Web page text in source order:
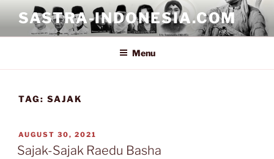
content
SASTRA-INDONESIA.COM
Menu
TAG: SAJAK
POSTED
ON
AUGUST 30, 2021
Sajak-Sajak Raedu Basha